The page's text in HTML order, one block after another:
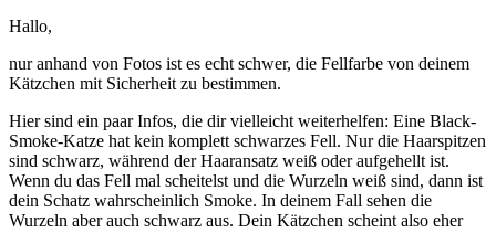
Hallo,
nur anhand von Fotos ist es echt schwer, die Fellfarbe von deinem
Kätzchen mit Sicherheit zu bestimmen.
Hier sind ein paar Infos, die dir vielleicht weiterhelfen: Eine Black-
Smoke-Katze hat kein komplett schwarzes Fell. Nur die Haarspitzen
sind schwarz, während der Haaransatz weiß oder aufgehellt ist.
Wenn du das Fell mal scheitelst und die Wurzeln weiß sind, dann ist
dein Schatz wahrscheinlich Smoke. In deinem Fall sehen die
Wurzeln aber auch schwarz aus. Dein Kätzchen scheint also eher